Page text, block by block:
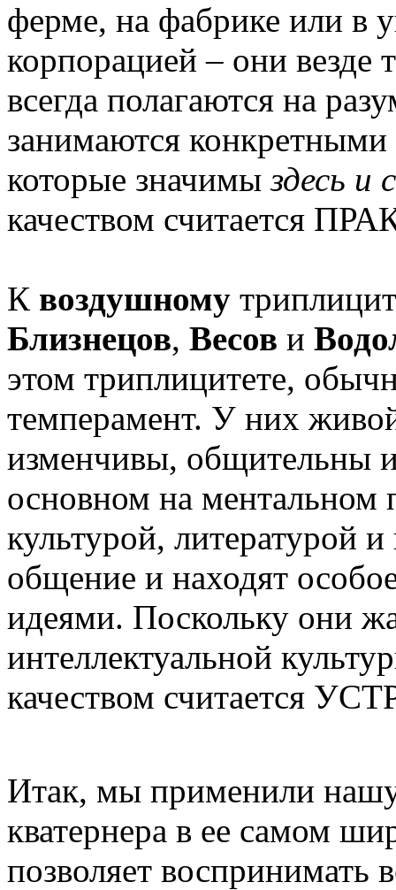
ферме, на фабрике или в
корпорацией – они везде
всегда полагаются на
занимаются
которые значимыздесь и
качеством считается
К воздушному
Близнецов, Весов и
этом триплицитете,
темперамент. У них
изменчивы, общительны
основном на ментальном
культурой, литературой
общение и находят
идеями. Поскольку они
интеллектуальной
качеством считается
Итак, мы применили
кватернера в ее самом
позволяет воспринимать